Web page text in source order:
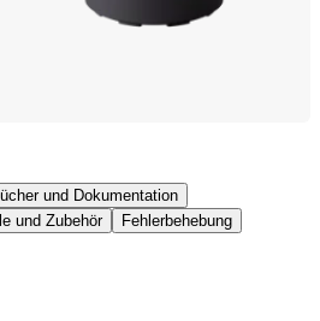
und Dokumentation
und Zubehör Fehlerbehebung